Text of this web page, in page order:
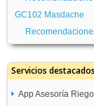
Recomendación
TF108-Valle de
Recomendación
Recomendación
TF107-Socorro
Recomendación
TF110 Puntallana
TF165 - Puerto Naos
GC102 Masdache
Servicios destacados
App Asesoría